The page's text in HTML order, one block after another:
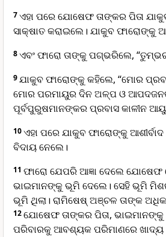
7ଏହା ପରେ ଯୋଷେଫ ତାଙ୍କର ପିତା
ସାକ୍ଷାତ କରାଇଲେ। ଯାକୁବ ଫାରୋଙ୍କୁ
8ଏବଂ ଫାରୋ ତାଙ୍କୁ ପଗ୍ଭରିଲେ,
9ଯାକୁବ ଫାରୋଙ୍କୁ କହିଲେ, “ମୋର
ମୋର ପରମାୟୁର ଦିନ ଅଳ୍ପ ଓ
ପୂର୍ବପୁରୁଷମାନଙ୍କର ପ୍ରବାସ କାଳୀନ
10ଏହା ପରେ ଯାକୁବ ଫାରୋଙ୍କୁ
ବିଦାୟ ନେଲେ।
11 ଫାରୋ ଯେପରି ଆଜ୍ଞା ଦେଲେ
ଭାଇମାନଙ୍କୁ ଭୂମି ଦେଲେ। ସେହି ଭୂମି
ଭୂମି ଥିଲା। ରାମିଷେଷ୍ ଅଞ୍ଚଳ ତାଙ୍କ
12ଯୋଷେଫ ତାଙ୍କର ପିତା, ଭାଇମାନଙ୍କୁ
ପରିବାରକୁ ଆବଶ୍ୟକ ପରିମାଣରେ ଖାଦ୍ୟ